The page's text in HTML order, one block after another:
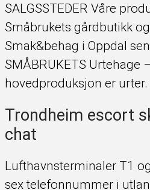
SALGSSTEDER Våre
Småbrukets gårdbutikk
Smak&behag i Oppdal
SMÅBRUKETS Urtehage
hovedproduksjon er urter.
Trondheim escort
chat
Lufthavnsterminaler T1
sex telefonnummer i